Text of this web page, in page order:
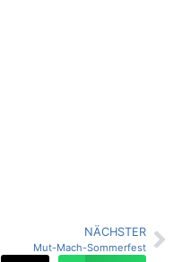
NÄCHSTER
Mut-Mach-Sommerfest